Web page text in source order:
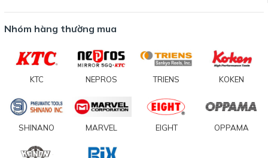
Nhóm hàng thường mua
KTC NEPROS TRIENS KOKEN
SHINANO MARVEL EIGHT OPPAMA